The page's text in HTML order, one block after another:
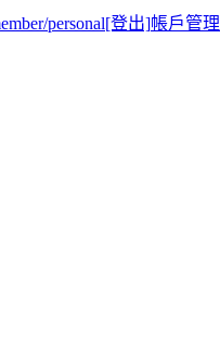
personal[登出]帳戶管理